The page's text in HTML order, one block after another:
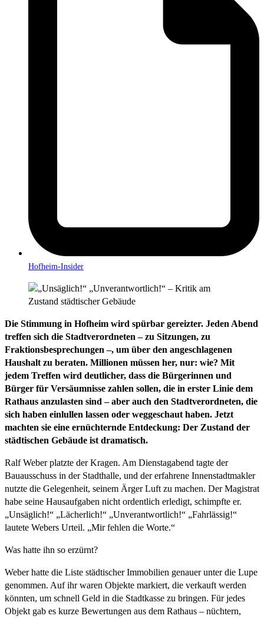
Hofheim-Insider
Die Stimmung in Hofheim wird spürbar gereizter. Jeden Abend
treffen sich die Stadtverordneten – zu Sitzungen, zu
Fraktionsbesprechungen –, um über den angeschlagenen
Haushalt zu beraten. Millionen müssen her, nur: wie? Mit
jedem Treffen wird deutlicher, dass die Bürgerinnen und
Bürger für Versäumnisse zahlen sollen, die in erster Linie dem
Rathaus anzulasten sind – aber auch den Stadtverordneten, die
sich haben einlullen lassen oder weggeschaut haben. Jetzt
machten sie eine ernüchternde Entdeckung: Der Zustand der
städtischen Gebäude ist dramatisch.
Ralf Weber platzte der Kragen. Am Dienstagabend tagte der
Bauausschuss in der Stadthalle, und der erfahrene Innenstadtmakler
nutzte die Gelegenheit, seinem Ärger Luft zu machen. Der Magistrat
habe seine Hausaufgaben nicht ordentlich erledigt, schimpfte er.
„Unsäglich!“ „Lächerlich!“ „Unverantwortlich!“ „Fahrlässig!“
lautete Webers Urteil. „Mir fehlen die Worte.“
Was hatte ihn so erzürnt?
Weber hatte die Liste städtischer Immobilien genauer unter die Lupe
genommen. Auf ihr waren Objekte markiert, die verkauft werden
könnten, um schnell Geld in die Stadtkasse zu bringen. Für jedes
Objekt gab es kurze Bewertungen aus dem Rathaus – nüchtern,